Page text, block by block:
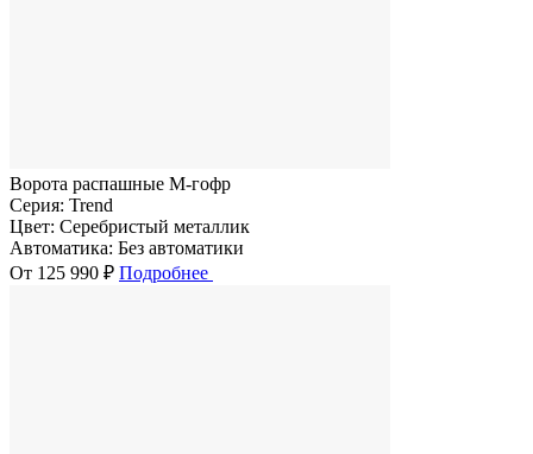
Ворота распашные M-гофр
Серия: Trend
Цвет: Серебристый металлик
Автоматика: Без автоматики
От 125 990 ₽ Подробнее